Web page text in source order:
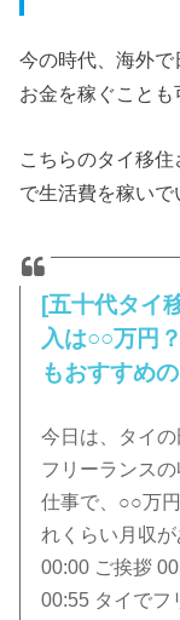
今の時代、海外
お金を稼ぐことも
こちらのタイ移
で生活費を稼いで
[五十代タイ
入は○○万円
もおすすめ
今日は、タイ
フリーランス
仕事で、○○万
れくらい月収
00:00 ご挨拶
00:55 タイでフ